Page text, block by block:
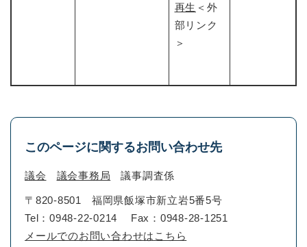
再生 ＜外
部リンク
＞
このページに関するお問い合わせ先
議会 議会事務局 議事調査係
〒820-8501
福岡県飯塚市新立岩5番5号
Tel：0948-22-0214
Fax：0948-28-1251
メールでのお問い合わせはこちら